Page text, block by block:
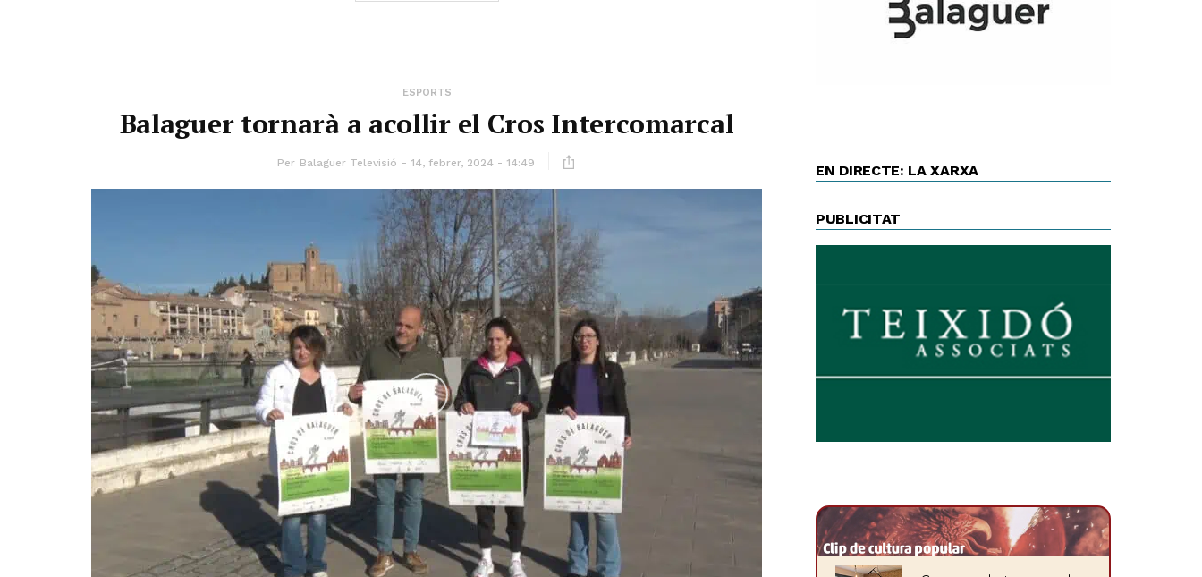
ESPORTS
Balaguer tornarà a acollir el Cros Intercomarcal
Per Balaguer Televisió 14, febrer, 2024 - 14:49 EN DIRECTE: LA XARXA
PUBLICITAT